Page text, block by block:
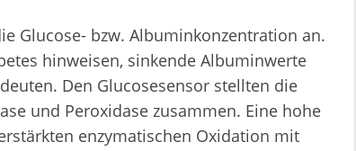
Glucose- bzw. Albuminkonzentration an.
hinweisen, sinkende Albuminwerte
Den Glucosesensor stellten die
und Peroxidase zusammen. Eine hohe
enzymatischen Oxidation mit